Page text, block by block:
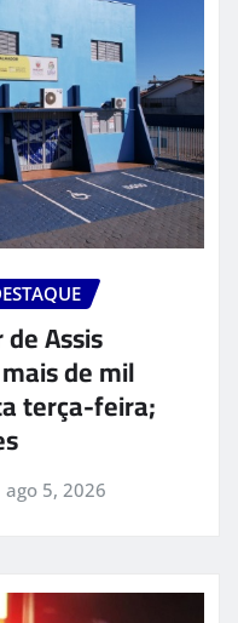
Assis
de mil
terça-feira;
ago 5, 2026